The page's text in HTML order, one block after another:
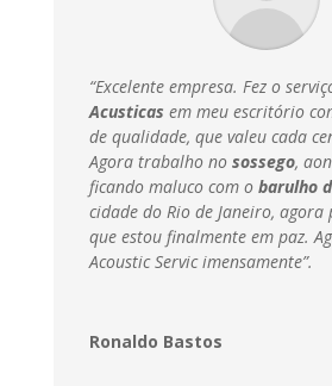
“Excelente empresa. Fez o
Acusticas em meu escritório
de qualidade, que valeu cada
Agora trabalho no sossego,
ficando maluco com o barulho
cidade do Rio de Janeiro, agora
que estou finalmente em paz.
Acoustic Servic imensamente”.
Ronaldo Bastos